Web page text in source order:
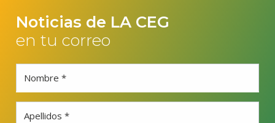
Noticias de LA CEG
en tu correo
Nombre *
Apellidos *